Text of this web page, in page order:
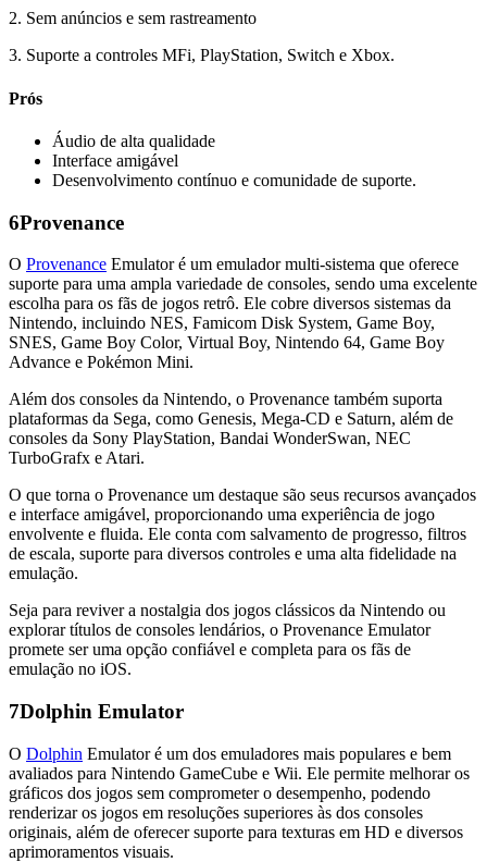
2. Sem anúncios e sem rastreamento
3. Suporte a controles MFi, PlayStation, Switch e Xbox.
Prós
Áudio de alta qualidade
Interface amigável
Desenvolvimento contínuo e comunidade de suporte.
6Provenance
O Provenance Emulator é um emulador multi-sistema que oferece
suporte para uma ampla variedade de consoles, sendo uma excelente
escolha para os fãs de jogos retrô. Ele cobre diversos sistemas da
Nintendo, incluindo NES, Famicom Disk System, Game Boy,
SNES, Game Boy Color, Virtual Boy, Nintendo 64, Game Boy
Advance e Pokémon Mini.
Além dos consoles da Nintendo, o Provenance também suporta
plataformas da Sega, como Genesis, Mega-CD e Saturn, além de
consoles da Sony PlayStation, Bandai WonderSwan, NEC
TurboGrafx e Atari.
O que torna o Provenance um destaque são seus recursos avançados
e interface amigável, proporcionando uma experiência de jogo
envolvente e fluida. Ele conta com salvamento de progresso, filtros
de escala, suporte para diversos controles e uma alta fidelidade na
emulação.
Seja para reviver a nostalgia dos jogos clássicos da Nintendo ou
explorar títulos de consoles lendários, o Provenance Emulator
promete ser uma opção confiável e completa para os fãs de
emulação no iOS.
7Dolphin Emulator
O Dolphin Emulator é um dos emuladores mais populares e bem
avaliados para Nintendo GameCube e Wii. Ele permite melhorar os
gráficos dos jogos sem comprometer o desempenho, podendo
renderizar os jogos em resoluções superiores às dos consoles
originais, além de oferecer suporte para texturas em HD e diversos
aprimoramentos visuais.